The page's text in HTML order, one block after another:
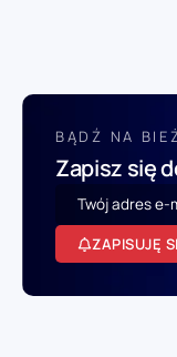
BĄDŹ NA
Zapisz się
ZAPISUJĘ